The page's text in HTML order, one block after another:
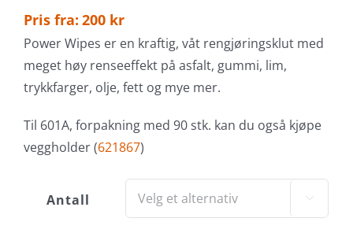
Pris fra: 200 kr
Power Wipes er en kraftig, våt rengjøringsklut med
meget høy renseeffekt på asfalt, gummi, lim,
trykkfarger, olje, fett og mye mer.
Til 601A, forpakning med 90 stk. kan du også kjøpe
veggholder (621867)
Antall 